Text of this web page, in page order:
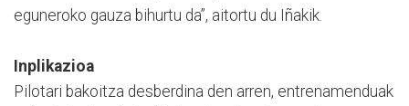
eguneroko gauza bihurtu da”, aitortu du Iñakik.
Inplikazioa
Pilotari bakoitza desberdina den arren, entrenamenduak